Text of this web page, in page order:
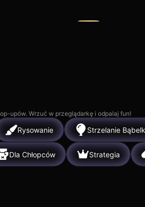
upów. Wrzuć w przeglądarkę i odpalaj fun!
Rysowanie Strzelanie
Dla Chłopców Strategia